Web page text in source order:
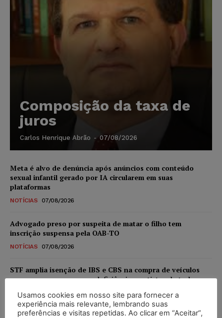
Composição da taxa de
juros
Carlos Henrique Abrão - 07/08/2026
Meta é alvo de denúncia após anúncios com conteúdo
sexual infantil gerado por IA circularem em suas
plataformas
NOTÍCIAS 07/08/2026
Advogado preso por suspeita de matar o filho tem
inscrição suspensa pela OAB-TO
NOTÍCIAS 07/08/2026
STF amplia isenção de IBS e CBS na compra de veículos
novos para pessoas com deficiência e autistas de todos os
DIREITO TRIBUTÁRIO 07/08/2026
Usamos cookies em nosso site para fornecer a
experiência mais relevante, lembrando suas
preferências e visitas repetidas. Ao clicar em “Aceitar”,